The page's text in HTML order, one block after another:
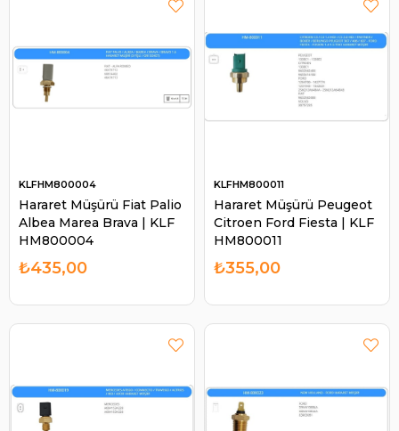
Hararet Müşürü Fiat Palio
Albea Marea Brava | KLF
HM800004
KLFHM800004
₺435,00
Hararet Müşürü Peugeot
Citroen Ford Fiesta | KLF
HM800011
KLFHM800011
₺355,00